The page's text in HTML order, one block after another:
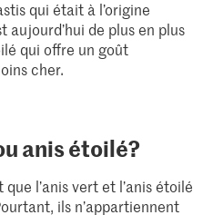
qui était à l’origine
aujourd’hui de plus en plus
qui offre un goût
cher.
anis étoilé?
l’anis vert et l’anis étoilé
ils n’appartiennent